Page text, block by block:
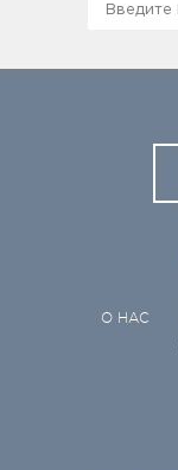
О НАС